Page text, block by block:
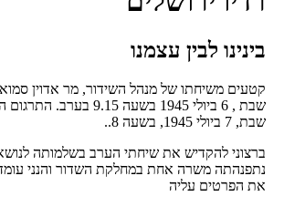
בינינו לבין עצמנו
קטעים משיחתו של מנהל השידור, מר אדוין
שבת , 6 ביולי 1945 בשעה
שבת, 7 ביולי 1945, בשעה 8..
ברצוני להקדיש את שיחתי הערב בשלמותה
נתפנהתה משרה אחת במחלקת השדור והנני
את הפרטים עליה